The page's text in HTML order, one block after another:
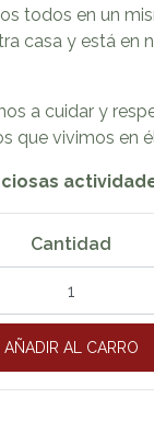
todos en un
casa y está en
a cuidar y
que vivimos en
Cantidad